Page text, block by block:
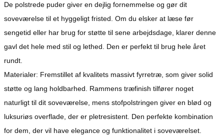
De polstrede puder giver en dejlig fornemmelse og gør dit
soveværelse til et hyggeligt fristed. Om du elsker at læse før
sengetid eller har brug for støtte til sene arbejdsdage, klarer denne
gavl det hele med stil og lethed. Den er perfekt til brug hele året
rundt.
Materialer: Fremstillet af kvalitets massivt fyrretræ, som giver solid
støtte og lang holdbarhed. Rammens træfinish tilfører noget
naturligt til dit soveværelse, mens stofpolstringen giver en blød og
luksuriøs overflade, der er pletresistent. Den perfekte kombination
for dem, der vil have elegance og funktionalitet i soveværelset.